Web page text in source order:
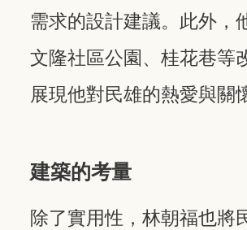
需求的設計建議。此外，
文隆社區公園、桂花巷等
展現他對民雄的熱愛與關
建築的考量
除了實用性，林朝福也將